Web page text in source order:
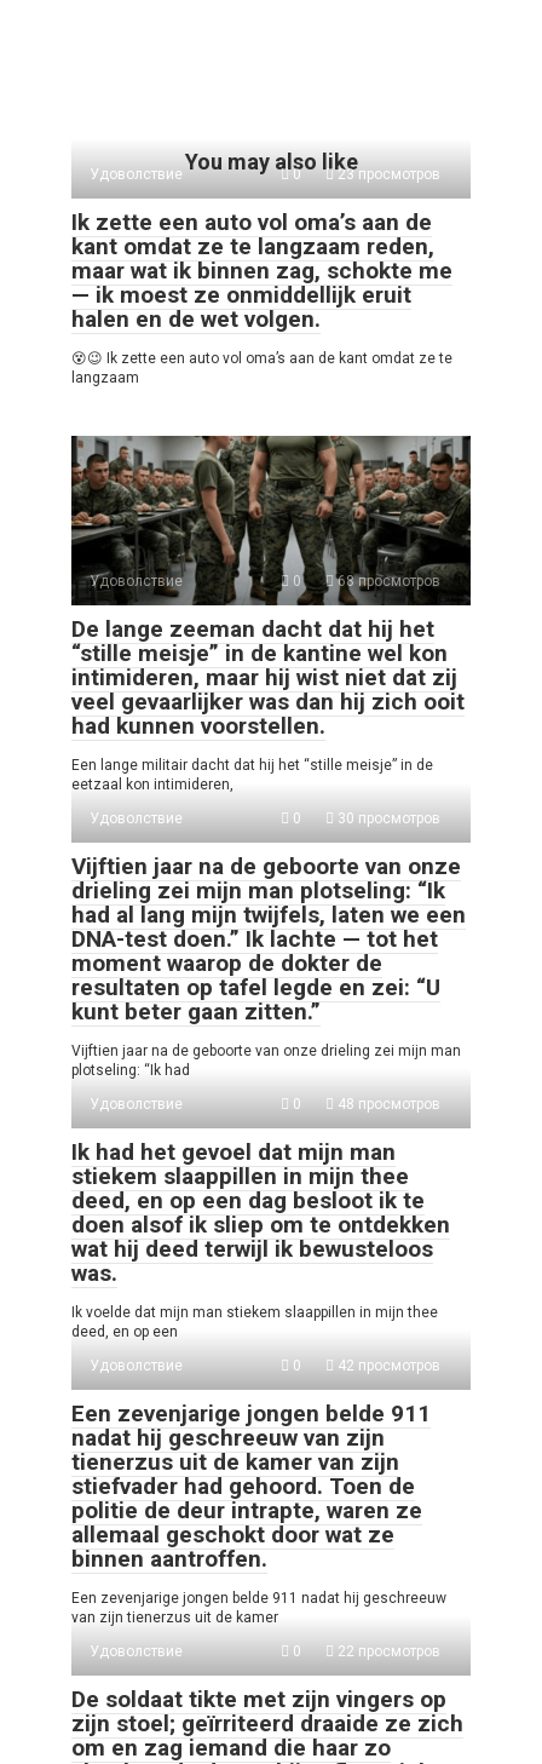
You may also like
Удоволствие 0 23 просмотров
Ik zette een auto vol oma’s aan de
kant omdat ze te langzaam reden,
maar wat ik binnen zag, schokte me
— ik moest ze onmiddellijk eruit
halen en de wet volgen.
😵😉 Ik zette een auto vol oma’s aan de kant omdat ze te
langzaam
Удоволствие 0 68 просмотров
De lange zeeman dacht dat hij het
“stille meisje” in de kantine wel kon
intimideren, maar hij wist niet dat zij
veel gevaarlijker was dan hij zich ooit
had kunnen voorstellen.
Een lange militair dacht dat hij het “stille meisje” in de
eetzaal kon intimideren,
Удоволствие
0 30 просмотров
Vijftien jaar na de geboorte van onze
drieling zei mijn man plotseling: “Ik
had al lang mijn twijfels, laten we een
DNA-test doen.” Ik lachte — tot het
moment waarop de dokter de
resultaten op tafel legde en zei: “U
kunt beter gaan zitten.”
Vijftien jaar na de geboorte van onze drieling zei mijn man
plotseling: “Ik had
Удоволствие
0 48 просмотров
Ik had het gevoel dat mijn man
stiekem slaappillen in mijn thee
deed, en op een dag besloot ik te
doen alsof ik sliep om te ontdekken
wat hij deed terwijl ik bewusteloos
was.
Ik voelde dat mijn man stiekem slaappillen in mijn thee
deed, en op een
Удоволствие
0 42 просмотров
Een zevenjarige jongen belde 911
nadat hij geschreeuw van zijn
tienerzus uit de kamer van zijn
stiefvader had gehoord. Toen de
politie de deur intrapte, waren ze
allemaal geschokt door wat ze
binnen aantroffen.
Een zevenjarige jongen belde 911 nadat hij geschreeuw
van zijn tienerzus uit de kamer
Удоволствие
0 22 просмотров
De soldaat tikte met zijn vingers op
zijn stoel; geïrriteerd draaide ze zich
om en zag iemand die haar zo